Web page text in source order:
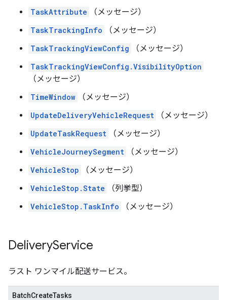
TaskAttribute
（メッセージ）
TaskTrackingInfo
（メッセージ）
TaskTrackingViewConfig
（メッセージ）
TaskTrackingViewConfig.VisibilityOption
（メッセージ）
TimeWindow
（メッセージ）
UpdateDeliveryVehicleRequest
（メッセージ）
UpdateTaskRequest
（メッセージ）
VehicleJourneySegment
（メッセージ）
VehicleStop
（メッセージ）
VehicleStop.State
（列挙型）
VehicleStop.TaskInfo
（メッセージ）
DeliveryService
ラスト ワンマイル配送サービス。
BatchCreateTasks